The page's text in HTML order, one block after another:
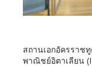
สถานเอกอัครราช
พาณิชย์อิตาเลียน